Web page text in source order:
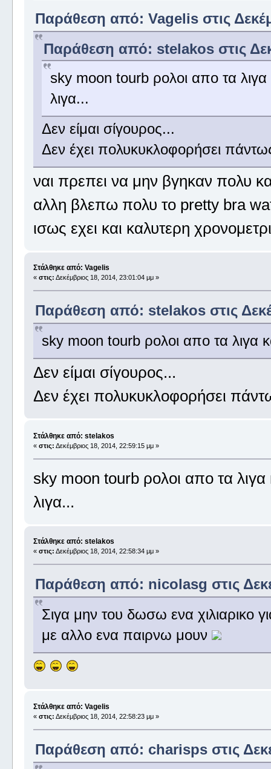
Παράθεση από: Vagelis στις
Παράθεση από: stelakos στις
sky moon tourb ρολοι απο τα
λιγα...
Δεν είμαι σίγουρος...
Δεν έχει πολυκυκλοφορήσει
ναι πρεπει να μην βγηκαν πολυ
αλλη βλεπω πολυ το pretty bra
ισως εχει και καλυτερη
Στάλθηκε από: Vagelis
« στις: Δεκέμβριος 18, 2014, 23:01:04 μμ »
Παράθεση από: stelakos στις
sky moon tourb ρολοι απο τα λιγα
Δεν είμαι σίγουρος...
Δεν έχει πολυκυκλοφορήσει
Στάλθηκε από: stelakos
« στις: Δεκέμβριος 18, 2014, 22:59:15 μμ »
sky moon tourb ρολοι απο τα
λιγα...
Στάλθηκε από: stelakos
« στις: Δεκέμβριος 18, 2014, 22:58:34 μμ »
Παράθεση από: nicolasg στις
Σιγα μην του δωσω ενα χιλιαρικο
με αλλο ενα παιρνω μουν
Στάλθηκε από: Vagelis
« στις: Δεκέμβριος 18, 2014, 22:58:23 μμ »
Παράθεση από: charisps στις